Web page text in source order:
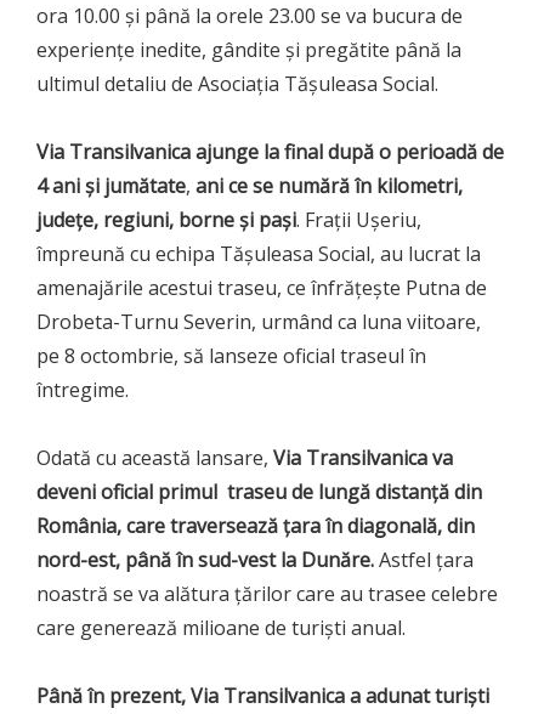
ora 10.00 și până la orele 23.00 se va bucura de
experiențe inedite, gândite și pregătite până la
ultimul detaliu de Asociația Tășuleasa Social.
Via Transilvanica ajunge la final după o perioadă de
4 ani și jumătate, ani ce se numără în kilometri,
județe, regiuni, borne și pași. Frații Ușeriu,
împreună cu echipa Tășuleasa Social, au lucrat la
amenajările acestui traseu, ce înfrățește Putna de
Drobeta-Turnu Severin, urmând ca luna viitoare,
pe 8 octombrie, să lanseze oficial traseul în
întregime.
Odată cu această lansare, Via Transilvanica va
deveni oficial primul traseu de lungă distanță din
România, care traversează țara în diagonală, din
nord-est, până în sud-vest la Dunăre.Astfel țara
noastră se va alătura țărilor care au trasee celebre
care generează milioane de turiști anual.
Până în prezent, Via Transilvanica a adunat turiști